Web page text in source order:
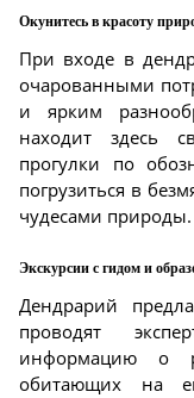
Окунитесь в красоту
При входе в
очарованными
и ярким
находит здесь
прогулки по
погрузиться в
чудесами природы.
Экскурсии с гидом и
Дендрарий
проводят
информацию о
обитающих на